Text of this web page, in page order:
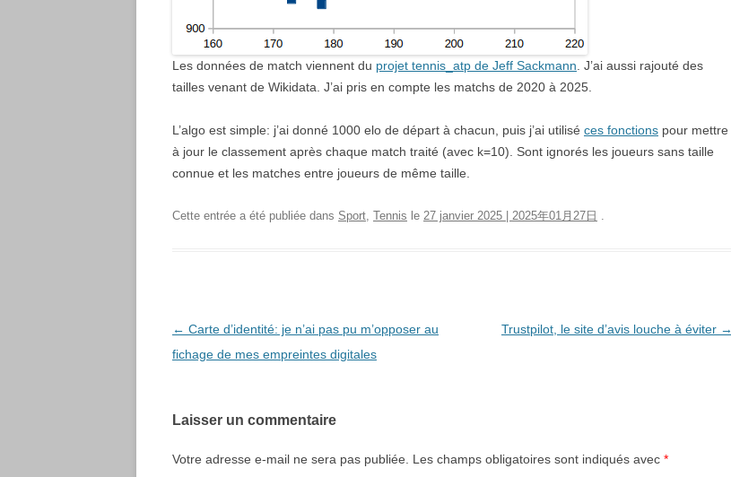
Les données de match viennent du projet tennis_atp de Jeff Sackmann . J’ai aussi rajouté des
tailles venant de Wikidata. J’ai pris en compte les matchs de 2020 à 2025.
L’algo est simple: j’ai donné 1000 elo de départ à chacun, puis j’ai utilisé ces fonctions pour mettre
à jour le classement après chaque match traité (avec k=10). Sont ignorés les joueurs sans taille
connue et les matches entre joueurs de même taille.
Cette entrée a été publiée dans Sport Tennis le 27 janvier 2025 | 2025年01月27日
Navigation
des
← Carte d’identité: je n’ai pas pu m’opposer au
fichage de mes empreintes digitales
Trustpilot, le site d’avis louche à éviter →
Laisser un commentaire
Votre adresse e-mail ne sera pas publiée. Les champs obligatoires sont indiqués avec *